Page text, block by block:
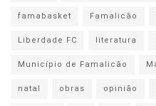
famabasket
Famalicão
Liberdade FC
literatura
Município de Famalicão
natal
obras opinião